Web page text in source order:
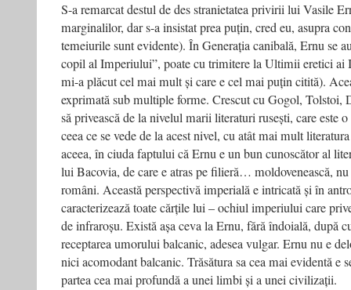
S-a remarcat destul de des stranietatea privirii lui Vasile
marginalilor, dar s-a insistat prea puțin, cred eu, asupra
temeiurile sunt evidente). În Generația canibală, Ernu se
copil al Imperiului”, poate cu trimitere la Ultimii eretici ai
mi-a plăcut cel mai mult și care e cel mai puțin citită).
exprimată sub multiple forme. Crescut cu Gogol, Tolstoi,
să privească de la nivelul marii literaturi rusești, care este
ceea ce se vede de la acest nivel, cu atât mai mult
aceea, în ciuda faptului că Ernu e un bun cunoscător al
lui Bacovia, de care e atras pe filieră… moldovenească,
români. Această perspectivă imperială e intricată și în
caracterizează toate cărțile lui – ochiul imperiului care
de infraroșu. Există așa ceva la Ernu, fără îndoială, după
receptarea umorului balcanic, adesea vulgar. Ernu nu e
nici acomodant balcanic. Trăsătura sa cea mai evidentă e
partea cea mai profundă a unei limbi și a unei civilizații.